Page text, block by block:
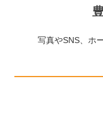
写真やSNS、ホ